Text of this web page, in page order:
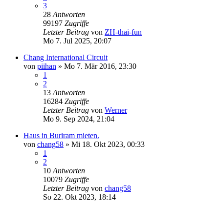
3
28 Antworten
99197 Zugriffe
Letzter Beitrag von ZH-thai-fun
Mo 7. Jul 2025, 20:07
Chang International Circuit
von piihan » Mo 7. Mär 2016, 23:30
1
2
13 Antworten
16284 Zugriffe
Letzter Beitrag von Werner
Mo 9. Sep 2024, 21:04
Haus in Buriram mieten.
von chang58 » Mi 18. Okt 2023, 00:33
1
2
10 Antworten
10079 Zugriffe
Letzter Beitrag von chang58
So 22. Okt 2023, 18:14